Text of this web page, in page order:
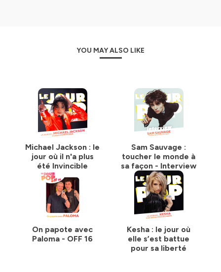
YOU MAY ALSO LIKE
Michael Jackson : le
jour où il n'a plus
été Invincible
Sam Sauvage :
toucher le monde à
sa façon - Interview
On papote avec
Paloma - OFF 16
Kesha : le jour où
elle s’est battue
pour sa liberté